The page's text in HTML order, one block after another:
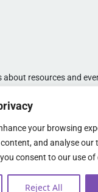
your browsing
and analyse our
consent to our use of
Reject All
about resources and